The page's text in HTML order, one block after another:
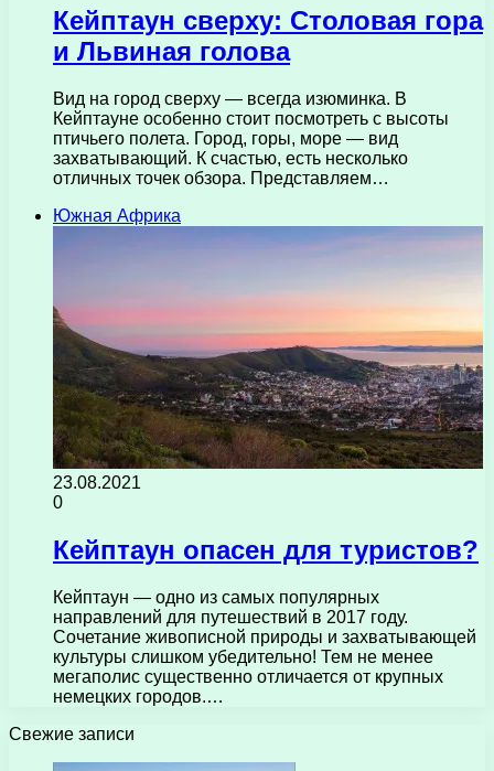
Кейптаун сверху: Столовая гора
и Львиная голова
Вид на город сверху — всегда изюминка. В
Кейптауне особенно стоит посмотреть с высоты
птичьего полета. Город, горы, море — вид
захватывающий. К счастью, есть несколько
отличных точек обзора. Представляем…
Южная Африка
23.08.2021
0
Кейптаун опасен для туристов?
Кейптаун — одно из самых популярных
направлений для путешествий в 2017 году.
Сочетание живописной природы и захватывающей
культуры слишком убедительно! Тем не менее
мегаполис существенно отличается от крупных
немецких городов.…
Свежие записи